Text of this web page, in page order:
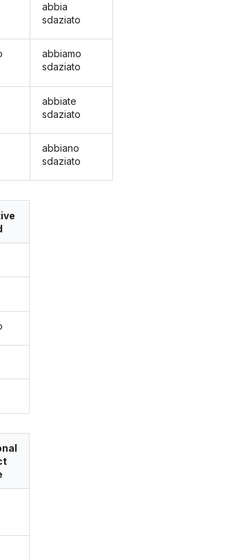
abbia
sdaziato
abbiamo
sdaziato
abbiate
sdaziato
abbiano
sdaziato